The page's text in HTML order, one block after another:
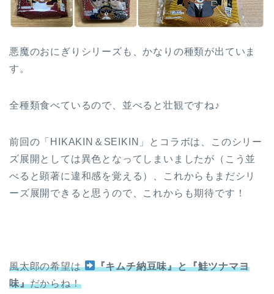
悪魔のおにぎりシリーズも、かなりの種類が出ていま
す。
全種類食べているので、並べると壮観ですね♪
前回の「HIKAKIN＆SEIKIN」とコラボは、このシリー
ズ展開としては異色となってしまいましたが（こう並
べると顕著に違和感を覚える）、これからもまだシリ
ーズ展開できると思うので、これからも期待です！
風太郎の希望は
『キムチ納豆味』と『鮭ツナマヨ
味』だからね！